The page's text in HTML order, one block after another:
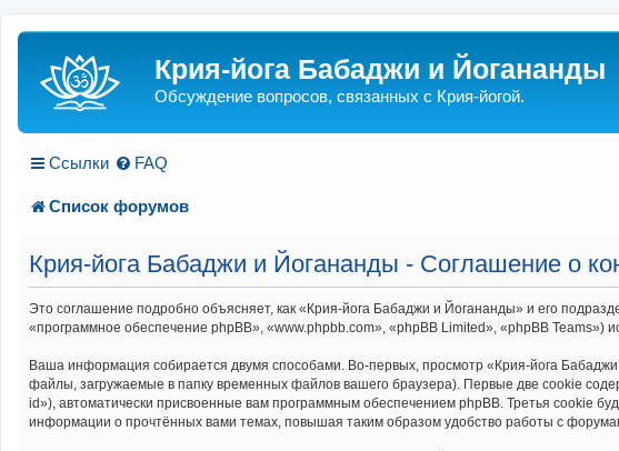
Крия-йога Бабаджи и Йогананды
Обсуждение вопросов, связанных с Крия-йогой.
Ссылки FAQ
Список форумов
Крия-йога Бабаджи и Йогананды - Соглашение о
Это соглашение подробно объясняет, как «Крия-йога Бабаджи и Йогананды» и его
«программное обеспечение phpBB», «www.phpbb.com», «phpBB Limited», «phpBB
Ваша информация собирается двумя способами. Во-первых, просмотр «Крия-йога
файлы, загружаемые в папку временных файлов вашего браузера). Первые две cookie
id»), автоматически присвоенные вам программным обеспечением phpBB. Третья cookie
информации о прочтённых вами темах, повышая таким образом удобство работы с